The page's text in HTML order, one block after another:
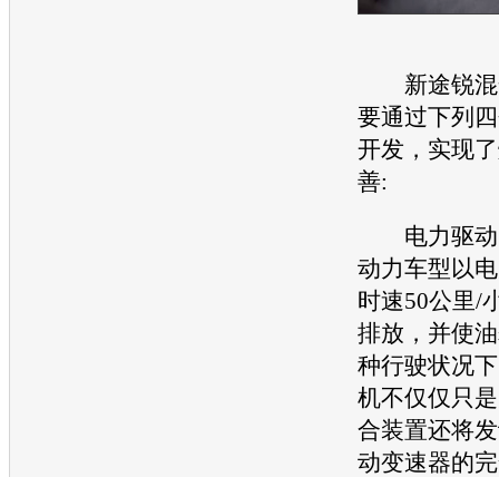
新途锐
要通过下列
开发，实现
善:
电力驱动
动力车型以
时速50公里/
排放，并使
种行驶状况
机不仅仅只
合装置还将
动变速器的